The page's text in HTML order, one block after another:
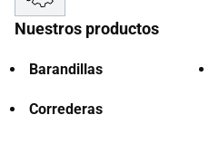
Nuestros productos
Barandillas
Correderas